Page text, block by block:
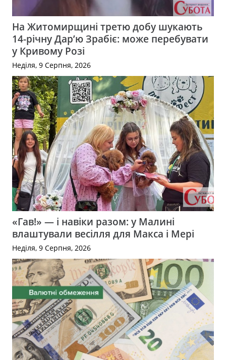
На Житомирщині третю добу шукають
14-річну Дар’ю Зрабіє: може перебувати
у Кривому Розі
Неділя, 9 Серпня, 2026
«Гав!» — і навіки разом: у Малині
влаштували весілля для Макса і Мері
Неділя, 9 Серпня, 2026